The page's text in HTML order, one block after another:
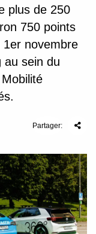
plus de 250
750 points
novembre
au sein du
Partager: